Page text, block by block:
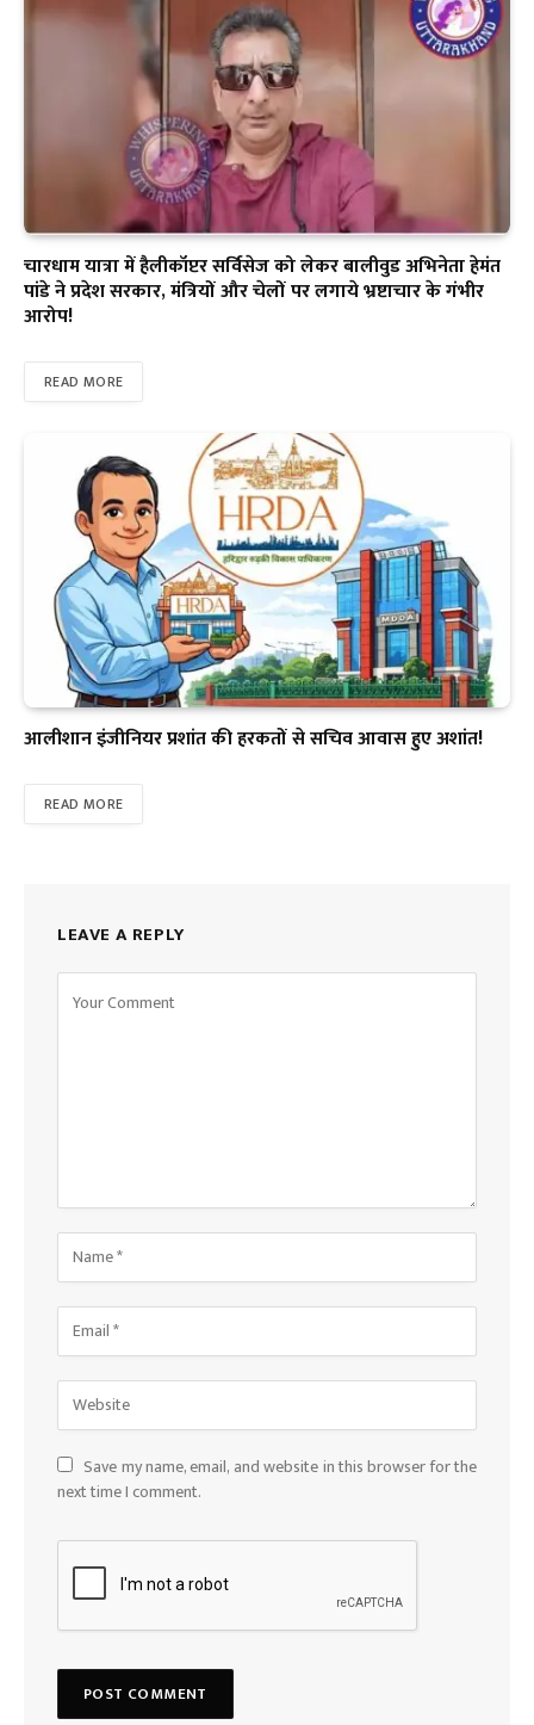
चारधाम यात्रा में हैलीकॉप्टर सर्विसेज को लेकर बालीवुड अभिनेता हेमंत
पांडे ने प्रदेश सरकार, मंत्रियों और चेलों पर लगाये भ्रष्टाचार के गंभीर
आरोप!
READ MORE
आलीशान इंजीनियर प्रशांत की हरकतों से सचिव आवास हुए अशांत!
READ MORE
LEAVE A REPLY
Save my name, email, and website in this browser for the
next time I comment.